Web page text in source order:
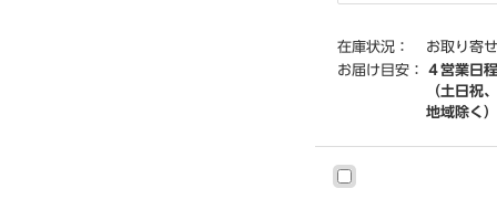
在庫状況：
お取り寄せ
お届け目安：
４営業日
（土日祝
地域除く）